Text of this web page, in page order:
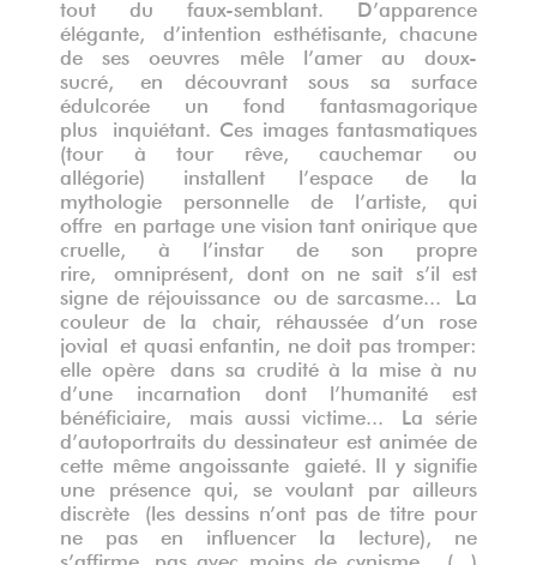
tout du faux-semblant. D’apparence
élégante, d’intention esthétisante, chacune
de ses oeuvres mêle l’amer au doux-
sucré, en découvrant sous sa surface
édulcorée un fond fantasmagorique
plus inquiétant. Ces images fantasmatiques
(tour à tour rêve, cauchemar ou
allégorie) installent l’espace de la
mythologie personnelle de l’artiste, qui
offre en partage une vision tant onirique que
cruelle, à l’instar de son propre
rire, omniprésent, dont on ne sait s’il est
signe de réjouissance ou de sarcasme... La
couleur de la chair, réhaussée d’un rose
jovial et quasi enfantin, ne doit pas tromper:
elle opère dans sa crudité à la mise à nu
d’une incarnation dont l’humanité est
bénéficiaire, mais aussi victime... La série
d’autoportraits du dessinateur est animée de
cette même angoissante gaieté. Il y signifie
une présence qui, se voulant par ailleurs
discrète (les dessins n’ont pas de titre pour
ne pas en influencer la lecture), ne
s’affirme pas avec moins de cynisme... (...)